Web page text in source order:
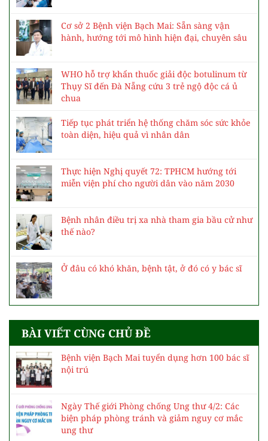
Cơ sở 2 Bệnh viện Bạch Mai: Sẵn sàng vận
hành, hướng tới mô hình hiện đại, chuyên sâu
WHO hỗ trợ khẩn thuốc giải độc botulinum từ
Thụy Sĩ đến Đà Nẵng cứu 3 trẻ ngộ độc cá ủ
chua
Tiếp tục phát triển hệ thống chăm sóc sức khỏe
toàn diện, hiệu quả vì nhân dân
Thực hiện Nghị quyết 72: TPHCM hướng tới
miễn viện phí cho người dân vào năm 2030
Bệnh nhân điều trị xa nhà tham gia bầu cử như
thế nào?
Ở đâu có khó khăn, bệnh tật, ở đó có y bác sĩ
BÀI VIẾT CÙNG CHỦ ĐỀ
Bệnh viện Bạch Mai tuyển dụng hơn 100 bác sĩ
nội trú
Ngày Thế giới Phòng chống Ung thư 4/2: Các
biện pháp phòng tránh và giảm nguy cơ mắc
ung thư